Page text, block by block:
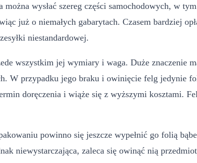
można wysłać szereg części samochodowych, w
już o niemałych gabarytach. Czasem bardziej
niestandardowej.
wszystkim jej wymiary i waga. Duże znaczenie
W przypadku jego braku i owinięcie felg jedynie
doręczenia i wiąże się z wyższymi kosztami.
powinno się jeszcze wypełnić go folią
niewystarczająca, zaleca się owinąć nią